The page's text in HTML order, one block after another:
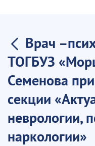
Врач
ТОГБУЗ
Семенова
секции
неврологии,
наркологии»